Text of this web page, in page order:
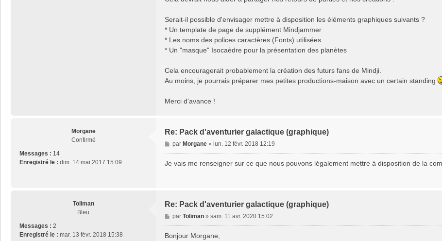
Serait-il possible d'envisager mettre à disposition les éléments graphiques suivants ?
* Un template de page de supplément Mindjammer
* Les noms des polices caractères (Fonts) utilisées
* Un "masque" Isocaèdre pour la présentation des planètes
Cela encouragerait probablement la création des futurs fans de Mindji.
Au moins, je pourrais préparer mes petites productions-maison avec un certain standing
Merci d'avance !
Morgane
Confirmé
Messages : 14
Enregistré le : dim. 14 mai 2017 15:09
Re: Pack d'aventurier galactique (graphique)
M
e
par Morgane» lun. 12 févr. 2018 12:19
Je vais me renseigner sur ce que nous pouvons légalement mettre à disposition de la
Toliman
Bleu
Messages : 2
Enregistré le : mar. 13 févr. 2018 15:38
Re: Pack d'aventurier galactique (graphique)
M
e
par Toliman» sam. 11 avr. 2020 15:02
Bonjour Morgane,